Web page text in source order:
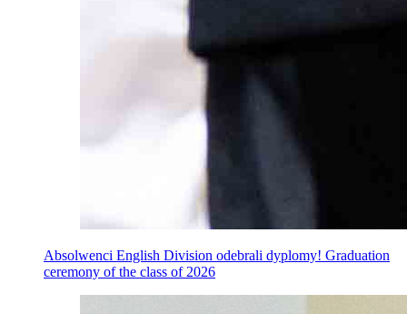
Absolwenci English Division odebrali dyplomy! Graduation
ceremony of the class of 2026